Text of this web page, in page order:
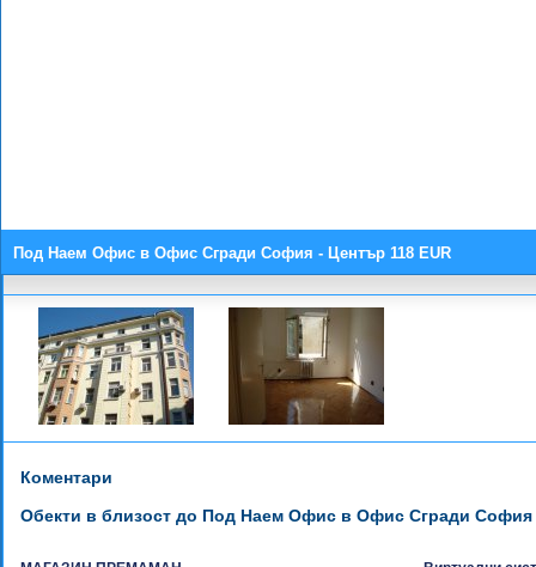
Под Наем Офис в Офис Сгради София - Център 118 EUR
Коментари
Обекти в близост до Под Наем Офис в Офис Сгради София